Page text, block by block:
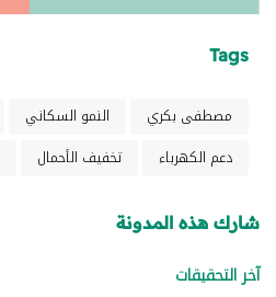
Tags
مصطفى بكري النمو السكاني
دعم الكهرباء
تخفيف الأحمال
شارك هذه المدونة
آخر التحقيقات